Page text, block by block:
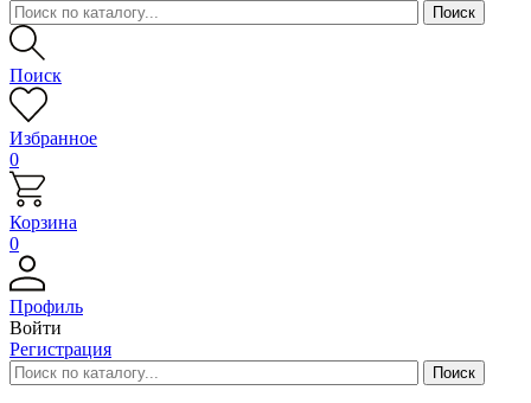
Поиск
Избранное
0
Корзина
0
Профиль
Войти
Регистрация